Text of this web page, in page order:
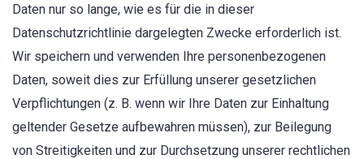
Daten nur so lange, wie es für die in dieser
Datenschutzrichtlinie dargelegten Zwecke erforderlich ist.
Wir speichern und verwenden Ihre personenbezogenen
Daten, soweit dies zur Erfüllung unserer gesetzlichen
Verpflichtungen (z. B. wenn wir Ihre Daten zur Einhaltung
geltender Gesetze aufbewahren müssen), zur Beilegung
von Streitigkeiten und zur Durchsetzung unserer rechtlichen